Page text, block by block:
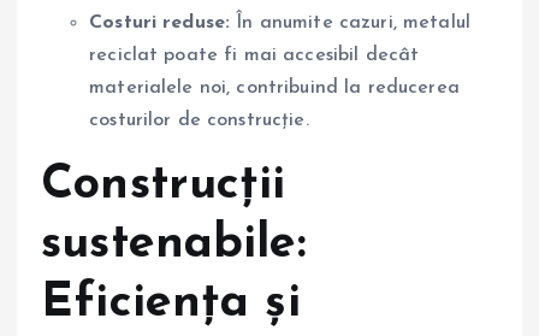
Costuri reduse: În anumite cazuri, metalul
reciclat poate fi mai accesibil decât
materialele noi, contribuind la reducerea
costurilor de construcție.
Construcții
sustenabile:
Eficiența și